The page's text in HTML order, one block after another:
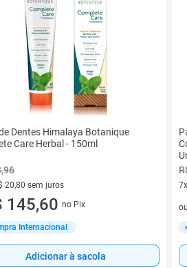
Dentes Himalaya Botanique
Care Herbal - 150ml
20,80 sem juros
R$ 20,80 sem juros
145,60 no Pix
Internacional
Adicionar à sacola
ou